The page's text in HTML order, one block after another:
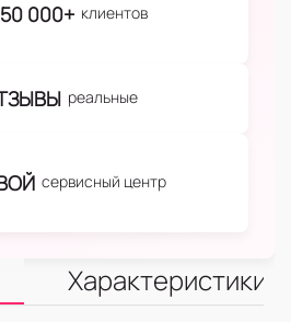
50 000+ клиентов
реальные
сервисный центр
Характеристики